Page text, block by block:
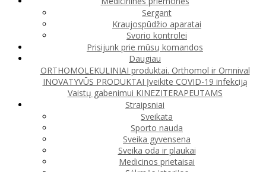
Sergant
Kraujospūdžio aparatai
Svorio kontrolei
Prisijunk prie mūsų komandos
Daugiau
ORTHOMOLEKULINIAI produktai. Orthomol ir Omnival
INOVATYVŪS PRODUKTAI Įveikite COVID-19 infekciją
Vaistų gabenimui KINEZITERAPEUTAMS
Straipsniai
Sveikata
Sporto nauda
Sveika gyvensena
Sveika oda ir plaukai
Medicinos prietaisai